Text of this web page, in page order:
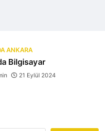
ANKARA
Bilgisayar
21 Eylül 2024